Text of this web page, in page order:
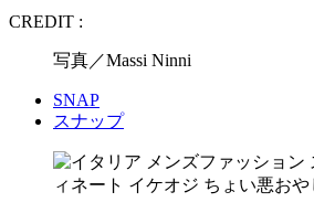
CREDIT :
写真／Massi Ninni
SNAP
スナップ